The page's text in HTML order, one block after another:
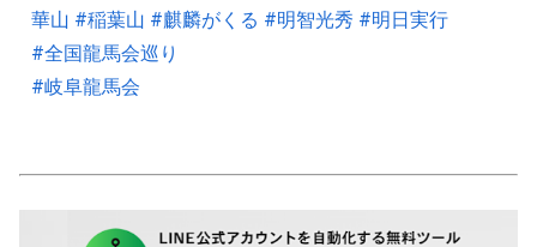
華山 #稲葉山 #麒麟がくる #明智光秀 #明日実行
#全国龍馬会巡り
#岐阜龍馬会